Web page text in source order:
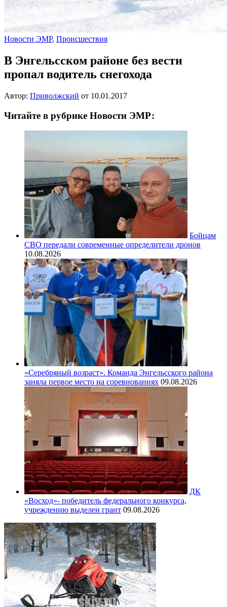
Новости ЭМР, Происшествия
В Энгельсском районе без вести
пропал водитель снегохода
Автор: Приволжский от 10.01.2017
Читайте в рубрике Новости ЭМР:
Бойцам
СВО передали современные определители дронов
10.08.2026
«Серебряный возраст». Команда Энгельсского района
заняла первое место на соревнованиях 09.08.2026
ДК
«Восход»- победитель федерального конкурса,
учреждению выделен грант 09.08.2026